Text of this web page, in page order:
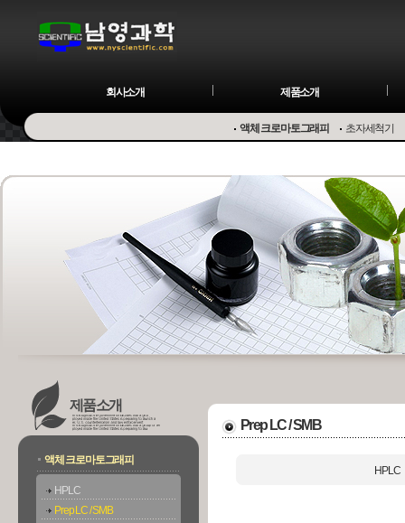
회사소개 제품소개
액체 크로마토그래피 초자세척기
제품소개
액체 크로마토그래피
HPLC
Prep LC / SMB
Prep LC / SMB
HPLC